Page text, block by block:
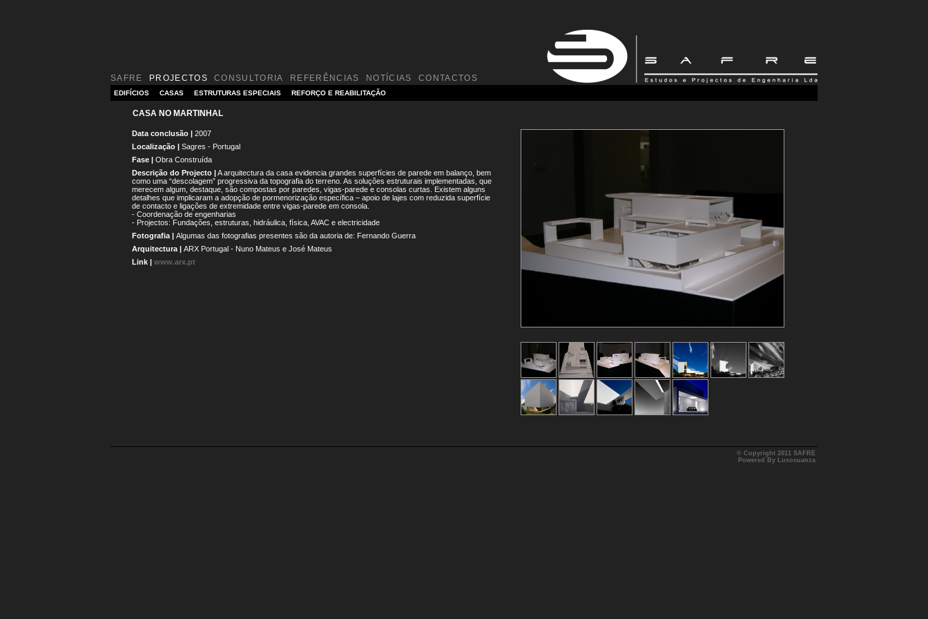
SAFRE PROJECTOS CONSULTORIA REFERÊNCIAS NOTÍCIAS CONTACTOS
EDIFÍCIOS CASAS ESTRUTURAS ESPECIAIS REFORÇO E REABILITAÇÃO
CASA NO MARTINHAL
Data conclusão | 2007
Localização | Sagres - Portugal
Fase | Obra Construída
Descrição do Projecto |A arquitectura da casa evidencia grandes superfícies de parede em balanço, bem
como uma “descolagem” progressiva da topografia do terreno. As soluções estruturais implementadas, que
merecem algum, destaque, são compostas por paredes, vigas-parede e consolas curtas. Existem alguns
detalhes que implicaram a adopção de pormenorização específica – apoio de lajes com reduzida superfície
de contacto e ligações de extremidade entre vigas-parede em consola.
- Coordenação de engenharias
- Projectos: Fundações, estruturas, hidráulica, física, AVAC e electricidade
Fotografia | Algumas das fotografias presentes são da autoria de: Fernando Guerra
Arquitectura | ARX Portugal - Nuno Mateus e José Mateus
Link | www.arx.pt
© Copyright 2011 SAFRE
Powered By Lusocuanza